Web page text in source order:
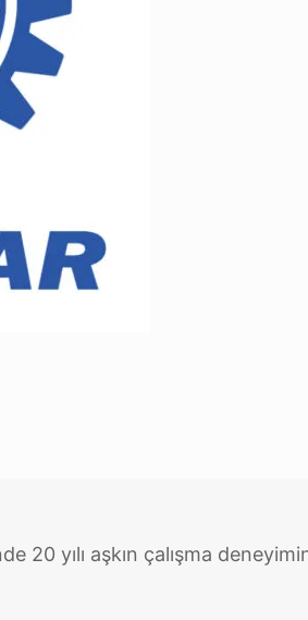
20 yılı aşkın çalışma